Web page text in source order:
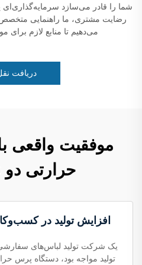
شما را قادر می‌سازد سرمایه‌گذاری‌ای
رضایت مشتری، ما راهنمایی
می‌دهیم تا منابع لازم برای
دریافت
موفقیت واقعی
حرارتی دو
افزایش تولید در
یک شرکت تولید لباس‌های
تولید مواجه بود، دستگاه پرس